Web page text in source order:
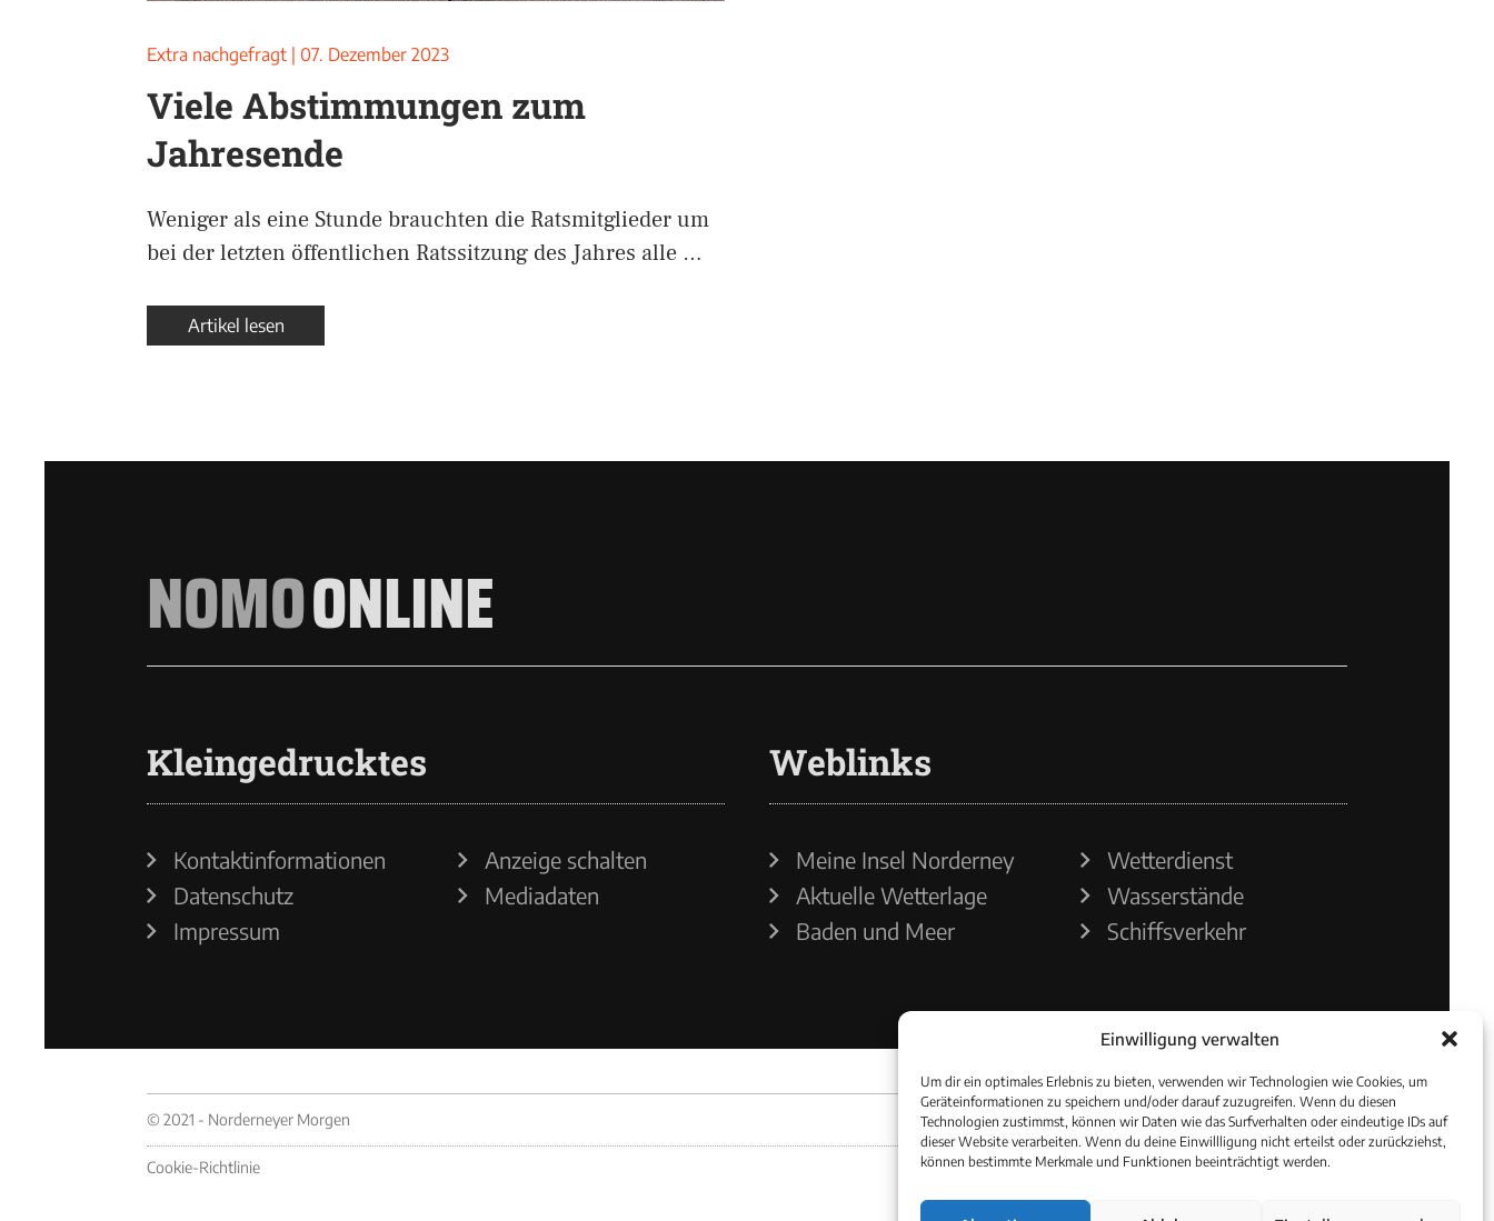
Einwilligung verwalten
Um dir ein optimales Erlebnis zu bieten, verwenden wir Technologien wie Cookies, um
Geräteinformationen zu speichern und/oder darauf zuzugreifen. Wenn du diesen
Technologien zustimmst, können wir Daten wie das Surfverhalten oder eindeutige IDs auf
dieser Website verarbeiten. Wenn du deine Einwillligung nicht erteilst oder zurückziehst,
können bestimmte Merkmale und Funktionen beeinträchtigt werden.
Extra nachgefragt 07. Dezember 2023
Viele Abstimmungen zum
Jahresende
Weniger als eine Stunde brauchten die Ratsmitglieder um
bei der letzten öffentlichen Ratssitzung des Jahres alle …
Artikel lesen
NOMOONLINE
Kleingedrucktes
Kontaktinformationen
Datenschutz
Impressum
Anzeige schalten
Mediadaten
Weblinks
Meine Insel Norderney
Aktuelle Wetterlage
Baden und Meer
Wetterdienst
Wasserstände
Schiffsverkehr
© 2021 - Norderneyer Morgen
Cookie-Richtlinie